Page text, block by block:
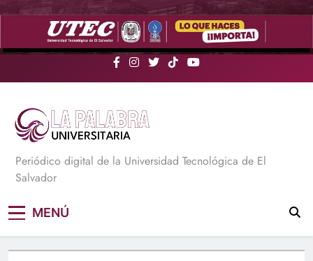
Saltar
La Palabra Universitaria
Periódico digital de la Universidad Tecnológica de El
Salvador
MENÚ